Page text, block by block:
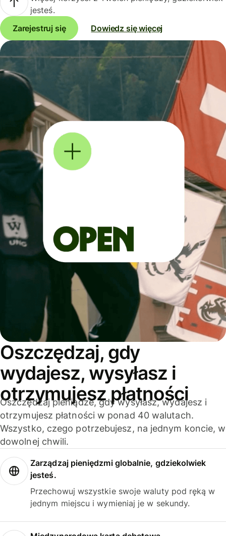
jesteś.
Zarejestruj się
Dowiedz się więcej
Oszczędzaj, gdy
wydajesz, wysyłasz i
otrzymujesz płatności
Oszczędzaj pieniądze, gdy wysyłasz, wydajesz i
otrzymujesz płatności w ponad 40 walutach.
Wszystko, czego potrzebujesz, na jednym koncie, w
dowolnej chwili.
Zarządzaj pieniędzmi globalnie, gdziekolwiek
jesteś.
Przechowuj wszystkie swoje waluty pod ręką w
jednym miejscu i wymieniaj je w sekundy.